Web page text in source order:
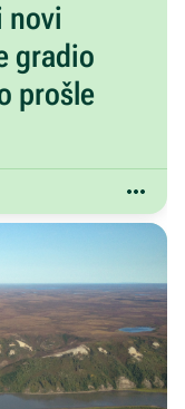
novi
gradio
prošle